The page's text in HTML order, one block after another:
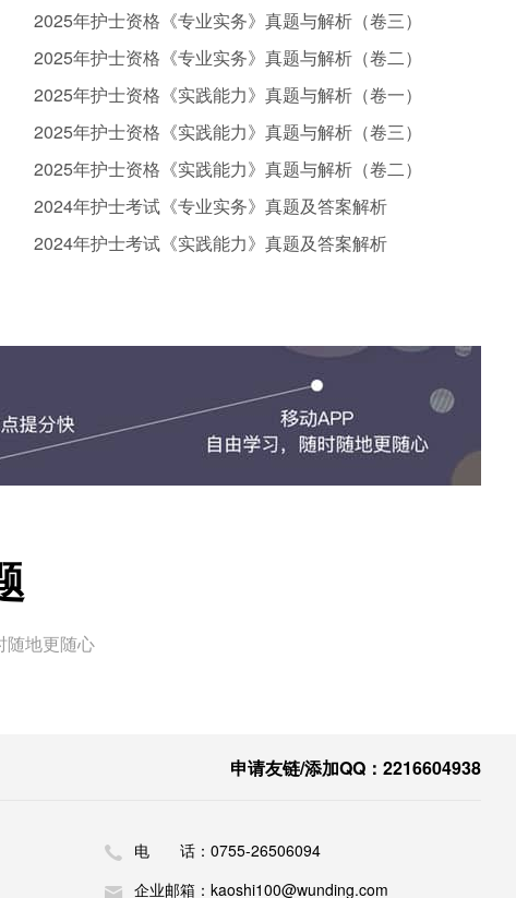
2025年护士资格《专业实务》真题与解析（卷三）
2025年护士资格《专业实务》真题与解析（卷二）
2025年护士资格《实践能力》真题与解析（卷一）
2025年护士资格《实践能力》真题与解析（卷三）
2025年护士资格《实践能力》真题与解析（卷二）
2024年护士考试《专业实务》真题及答案解析
2024年护士考试《实践能力》真题及答案解析
随地更随心
申请友链/添加QQ：2216604938
电 话：0755-26506094
企业邮箱：kaoshi100@wunding.com